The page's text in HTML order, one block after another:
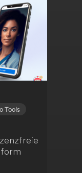
pro
4
ideal
Tools